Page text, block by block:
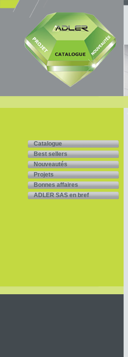
Catalogue
Best sellers
Nouveautés
Projets
Bonnes affaires
ADLER SAS en bref